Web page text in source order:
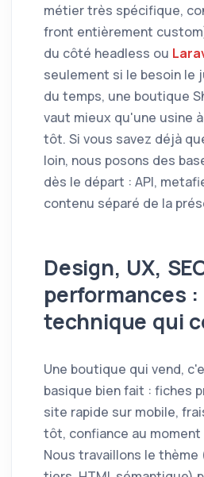
métier très spécifique,
front entièrement
du côté headless ou
seulement si le besoin le
du temps, une boutique
vaut mieux qu'une usine
tôt. Si vous savez déjà
loin, nous posons des
dès le départ : API,
contenu séparé de la
Design, UX,
performances
technique qui
Une boutique qui vend,
basique bien fait : fiches
site rapide sur mobile,
tôt, confiance au moment
Nous travaillons le